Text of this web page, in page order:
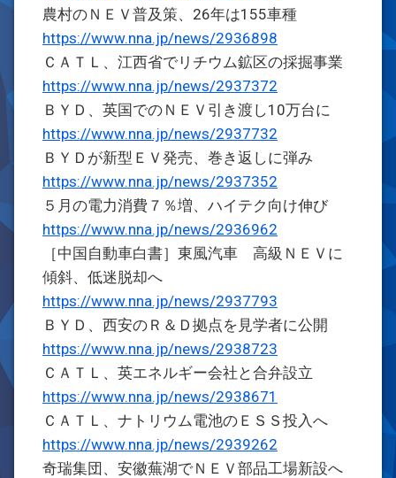
農村のＮＥＶ普及策、26年は155車種
https://www.nna.jp/news/2936898
ＣＡＴＬ、江西省でリチウム鉱区の採掘事業
https://www.nna.jp/news/2937372
ＢＹＤ、英国でのＮＥＶ引き渡し10万台に
https://www.nna.jp/news/2937732
ＢＹＤが新型ＥＶ発売、巻き返しに弾み
https://www.nna.jp/news/2937352
５月の電力消費７％増、ハイテク向け伸び
https://www.nna.jp/news/2936962
［中国自動車白書］東風汽車 高級ＮＥＶに
傾斜、低迷脱却へ
https://www.nna.jp/news/2937793
ＢＹＤ、西安のＲ＆Ｄ拠点を見学者に公開
https://www.nna.jp/news/2938723
ＣＡＴＬ、英エネルギー会社と合弁設立
https://www.nna.jp/news/2938671
ＣＡＴＬ、ナトリウム電池のＥＳＳ投入へ
https://www.nna.jp/news/2939262
奇瑞集団、安徽蕪湖でＮＥＶ部品工場新設へ